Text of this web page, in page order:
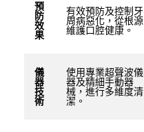
預
防
效
果
有效預防及控制牙
周病惡化，從根源
維護口腔健康。
儀
器
技
術
使用專業超聲波儀
器及精細手動器
械，進行多維度清
潔。